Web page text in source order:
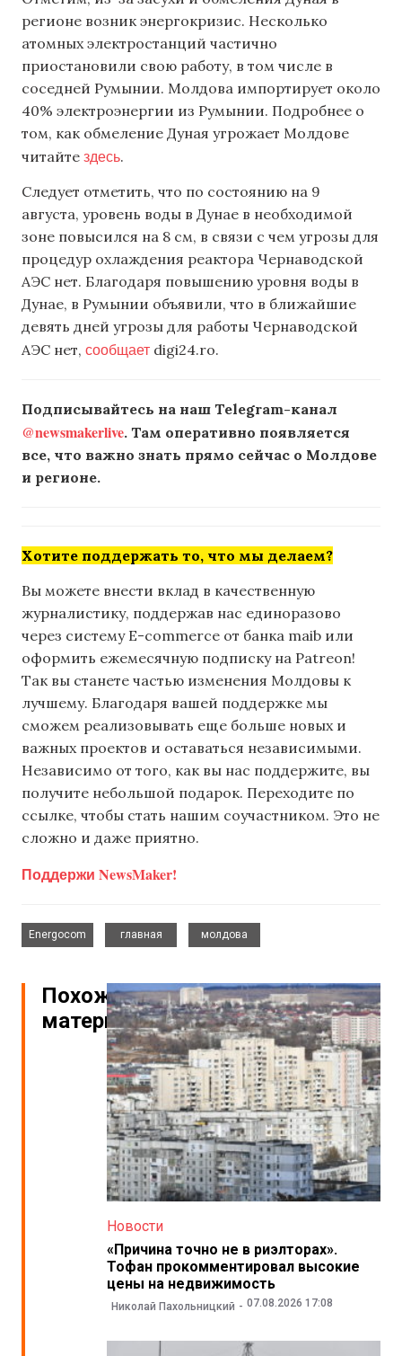
регионе возник энергокризис. Несколько
атомных электростанций частично
приостановили свою работу, в том числе в
соседней Румынии. Молдова импортирует около
40% электроэнергии из Румынии. Подробнее о
том, как обмеление Дуная угрожает Молдове
читайте здесь.
Следует отметить, что по состоянию на 9
августа, уровень воды в Дунае в необходимой
зоне повысился на 8 см, в связи с чем угрозы для
процедур охлаждения реактора Чернаводской
АЭС нет. Благодаря повышению уровня воды в
Дунае, в Румынии объявили, что в ближайшие
девять дней угрозы для работы Чернаводской
АЭС нет, сообщает digi24.ro.
Подписывайтесь на наш Telegram-канал
@newsmakerlive. Там оперативно появляется
все, что важно знать прямо сейчас о Молдове
и регионе.
Хотите поддержать то, что мы делаем?
Вы можете внести вклад в качественную
журналистику, поддержав нас единоразово
через систему E-commerce от банка maib или
оформить ежемесячную подписку на Patreon!
Так вы станете частью изменения Молдовы к
лучшему. Благодаря вашей поддержке мы
сможем реализовывать еще больше новых и
важных проектов и оставаться независимыми.
Независимо от того, как вы нас поддержите, вы
получите небольшой подарок. Переходите по
ссылке, чтобы стать нашим соучастником. Это не
сложно и даже приятно.
Поддержи NewsMaker!
Energocom
главная
молдова
Похожие
материалы
Новости
«Причина точно не в риэлторах».
Тофан прокомментировал высокие
цены на недвижимость
Николай Пахольницкий 07.08.2026 17:08